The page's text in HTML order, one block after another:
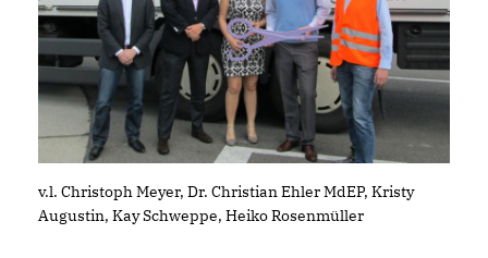
v.l. Christoph Meyer, Dr. Christian Ehler MdEP, Kristy
Augustin, Kay Schweppe, Heiko Rosenmüller